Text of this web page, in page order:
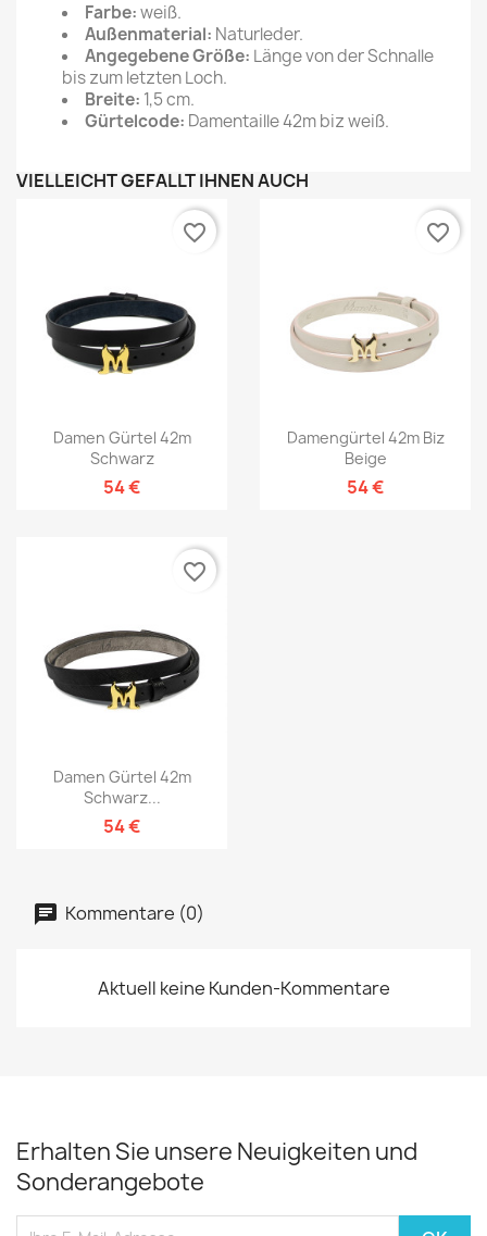
Farbe:weiß.
Außenmaterial: Naturleder.
Angegebene Größe: Länge von der Schnalle
bis zum letzten Loch.
Breite: 1,5 cm.
Gürtelcode: Damentaille 42m biz weiß.
VIELLEICHT GEFÄLLT IHNEN AUCH
Damen Gürtel 42m
Schwarz
54 €
favorite_border
Damengürtel 42m Biz
Beige
54 €
favorite_border
Damen Gürtel 42m
Schwarz...
54 €
favorite_border
Kommentare (0)
Aktuell keine Kunden-Kommentare
Erhalten Sie unsere Neuigkeiten und
Sonderangebote